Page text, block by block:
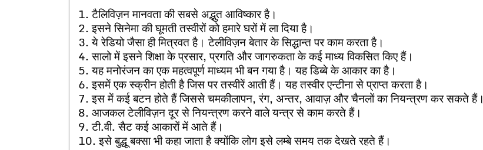
1. टैलिविज़न मानवता की सबसे अद्भुत आविष्कार है।
2. इसने सिनेमा की घूमती तस्वीरों को हमारे घरों में ला दिया है।
3. ये रेडियो जैसा ही मित्रवत है। टेलीविज़न बेतार के सिद्धान्त पर काम करता है।
4. सालो में इसने शिक्षा के प्रसार, प्रगति और जागरुकता के कई माध्य विकसित किए हैं।
5. यह मनोरंजन का एक महत्वपूर्ण माध्यम भी बन गया है। यह डिब्बे के आकार का है।
6. इसमें एक स्क्रीन होती है जिस पर तस्वीरें आती हैं। यह तस्वीर एन्टीना से प्राप्त करता है।
7. इस में कई बटन होते हैं जिससे चमकीलापन, रंग, अन्तर, आवाज़ और चैनलों का नियन्त्रण कर सकते हैं।
8. आजकल टेलीविज़न दूर से नियन्त्रण करने वाले यन्त्र से काम करते हैं।
9. टी.वी. सैट कई आकारों में आते हैं।
10. इसे बुद्धू बक्सा भी कहा जाता है क्योंकि लोग इसे लम्बे समय तक देखते रहते हैं।